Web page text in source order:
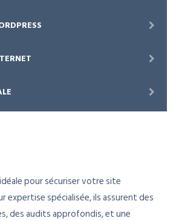
pour sécuriser votre site
expertise spécialisée, ils assurent des
des audits approfondis, et une